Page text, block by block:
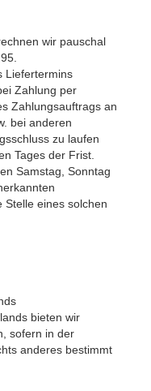
wir pauschal
Liefertermins
Zahlung per
Zahlungsauftrags an
bei anderen
zu laufen
Tages der Frist.
Samstag, Sonntag
eines solchen
bieten wir
sofern in der
anderes bestimmt